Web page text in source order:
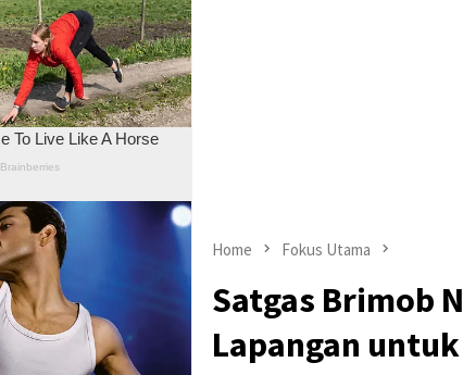
Home Fokus Utama
Satgas Brimob
Lapangan